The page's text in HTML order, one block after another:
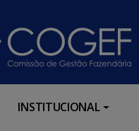
INSTITUCIONAL